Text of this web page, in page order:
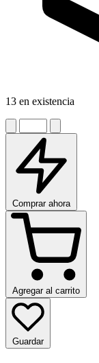
13 en existencia
Comprar ahora
Agregar al carrito
Guardar